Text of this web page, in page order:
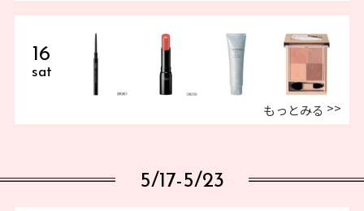
16
sat
もっとみる
5/17-5/23